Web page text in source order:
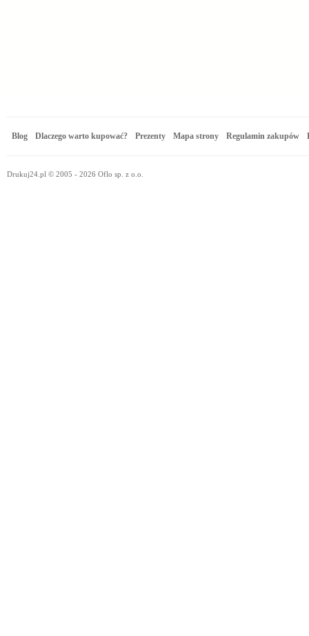
Blog Dlaczego warto kupować? Prezenty Mapa strony Regulamin zakupów
Drukuj24.pl © 2005 - 2026 Oflo sp. z o.o.